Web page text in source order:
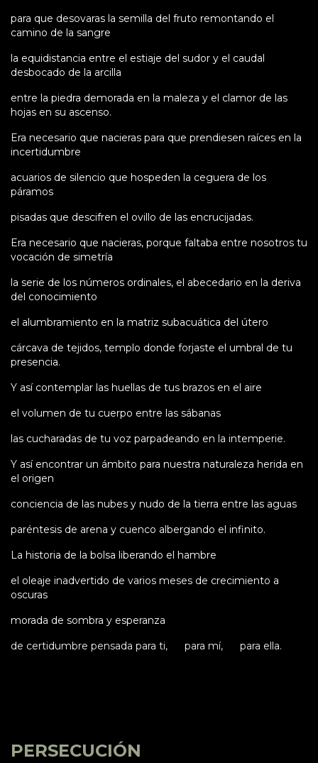
para que desovaras la semilla del fruto remontando el
camino de la sangre
la equidistancia entre el estiaje del sudor y el caudal
desbocado de la arcilla
entre la piedra demorada en la maleza y el clamor de las
hojas en su ascenso.
Era necesario que nacieras para que prendiesen raíces en la
incertidumbre
acuarios de silencio que hospeden la ceguera de los
páramos
pisadas que descifren el ovillo de las encrucijadas.
Era necesario que nacieras, porque faltaba entre nosotros tu
vocación de simetría
la serie de los números ordinales, el abecedario en la deriva
del conocimiento
el alumbramiento en la matriz subacuática del útero
cárcava de tejidos, templo donde forjaste el umbral de tu
presencia.
Y así contemplar las huellas de tus brazos en el aire
el volumen de tu cuerpo entre las sábanas
las cucharadas de tu voz parpadeando en la intemperie.
Y así encontrar un ámbito para nuestra naturaleza herida en
el origen
conciencia de las nubes y nudo de la tierra entre las aguas
paréntesis de arena y cuenco albergando el infinito.
La historia de la bolsa liberando el hambre
el oleaje inadvertido de varios meses de crecimiento a
oscuras
morada de sombra y esperanza
de certidumbre pensada para ti, para mí, para ella.
PERSECUCIÓN